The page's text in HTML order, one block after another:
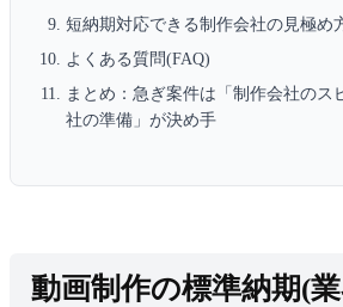
短納期対応できる制作会社の見極め
よくある質問(FAQ)
まとめ：急ぎ案件は「制作会社のス
社の準備」が決め手
動画制作の標準納期(